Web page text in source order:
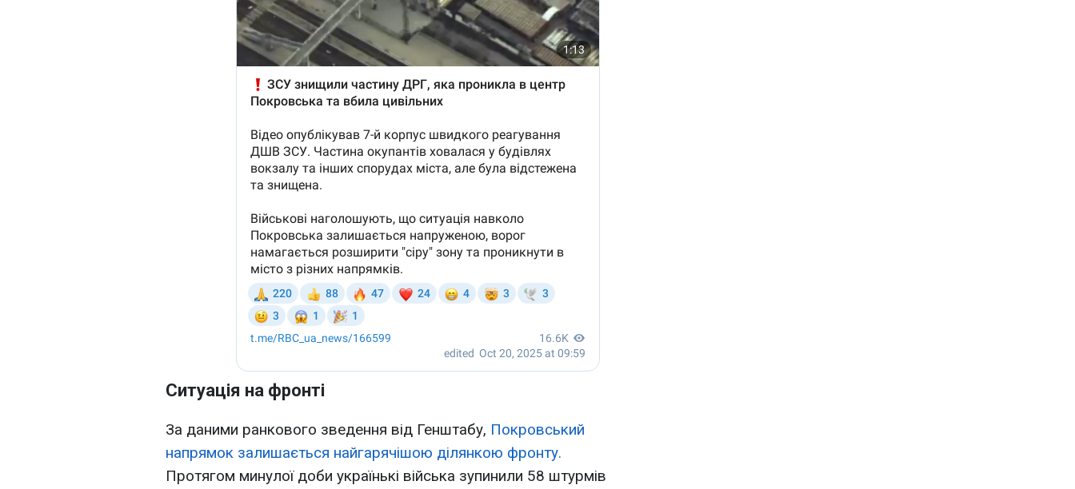
Ситуація на фронті
За даними ранкового зведення від Генштабу, Покровський
напрямок залишається найгарячішою ділянкою фронту.
Протягом минулої доби українькі війська зупинили 58 штурмів